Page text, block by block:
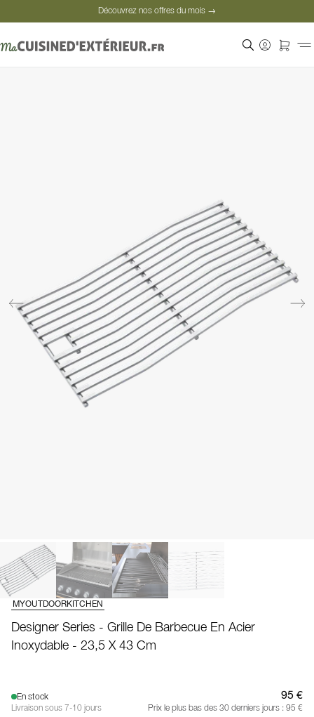
Découvrez nos offres du mois →
MYOUTDOORKITCHEN
Designer Series - Grille De Barbecue En Acier
Inoxydable - 23,5 X 43 Cm
En stock
Livraison sous 7-10 jours
95 €
Prix le plus bas des 30 derniers jours : 95 €